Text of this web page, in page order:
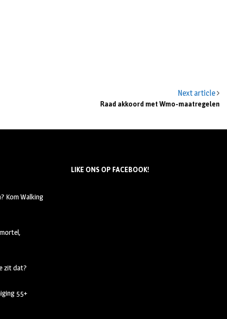
Next article
Raad akkoord met Wmo-maatregelen
Kom Walking
zit dat?
55+
LIKE ONS OP FACEBOOK!